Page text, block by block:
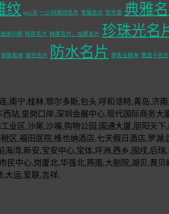
纹 pvc卡 一小时快印名片 专版名片 仿牛皮 典雅
册印刷 特厚名片 特厚名片，加厚名片 珍珠光名
销售联单 镂空名片 防水名片 零售业联单 雾透卡名片
南宁,桂林,鄂尔多斯,包头,呼和浩特,青岛,济
站,皇岗口岸,深圳会展中心,现代国际商务
业区,沙尾,沙嘴,购物公园,国通大厦,丽阳天
区,福田医院,维也纳酒店,七天假日酒店,罗
湾,新安,宝安中心,宝体,坪洲,西乡,固戍,后
中心,岗厦北,华强北,燕南,大剧院,湖贝,黄
大运,爱联,吉祥,